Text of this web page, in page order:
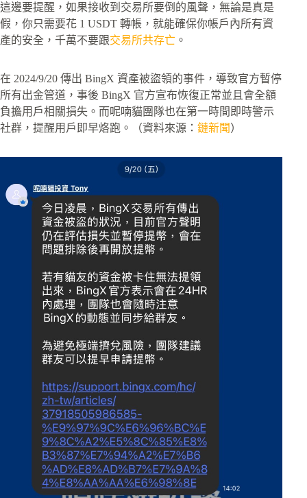
這邊要提醒，如果接收到交易所要倒的風聲，無論是真是
假，你只需要花 1 USDT 轉帳，就能確保你帳戶內所有資
產的安全，千萬不要跟交易所共存亡 。
在 2024/9/20 傳出 BingX 資產被盜領的事件，導致官方暫停
所有出金管道，事後 BingX 官方宣布恢復正常並且會全額
負擔用戶相關損失。而呢喃貓團隊也在第一時間即時警示
社群，提醒用戶即早烙跑。（資料來源： 鏈新聞）